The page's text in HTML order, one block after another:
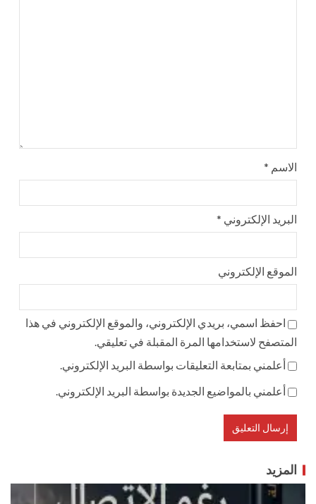
الاسم *
البريد الإلكتروني *
الموقع الإلكتروني
احفظ اسمي، بريدي الإلكتروني، والموقع الإلكتروني في هذا
المتصفح لاستخدامها المرة المقبلة في تعليقي.
أعلمني بمتابعة التعليقات بواسطة البريد الإلكتروني.
أعلمني بالمواضيع الجديدة بواسطة البريد الإلكتروني.
المزيد